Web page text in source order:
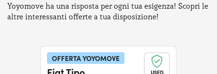
Yoyomove ha una risposta per ogni tua esigenza! Scopri le
altre interessanti offerte a tua disposizione!
OFFERTA YOYOMOVE
USED